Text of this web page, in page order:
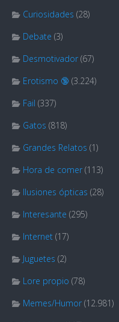
Curiosidades (28)
Debate (3)
Desmotivador (67)
Erotismo 🔞 (3.224)
Fail (337)
Gatos (818)
Grandes Relatos (1)
Hora de comer (113)
Ilusiones ópticas (28)
Interesante (295)
Internet (17)
Juguetes (2)
Lore propio (78)
Memes/Humor (12.981)